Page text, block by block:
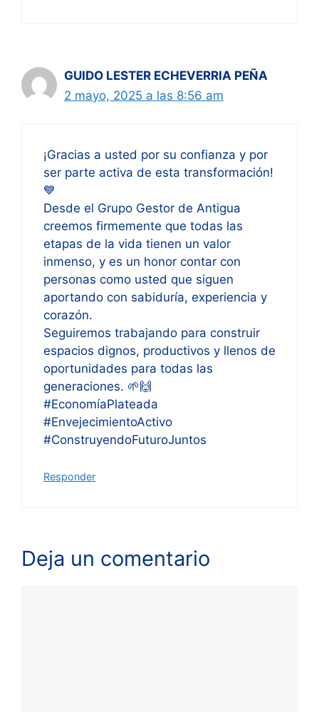
GUIDO LESTER ECHEVERRIA PEÑA
2 mayo, 2025 a las 8:56 am
¡Gracias a usted por su confianza y por
ser parte activa de esta transformación!
💙
Desde el Grupo Gestor de Antigua
creemos firmemente que todas las
etapas de la vida tienen un valor
inmenso, y es un honor contar con
personas como usted que siguen
aportando con sabiduría, experiencia y
corazón.
Seguiremos trabajando para construir
espacios dignos, productivos y llenos de
oportunidades para todas las
generaciones. 🌱🙌
#EconomíaPlateada
#EnvejecimientoActivo
#ConstruyendoFuturoJuntos
Responder
Deja un comentario